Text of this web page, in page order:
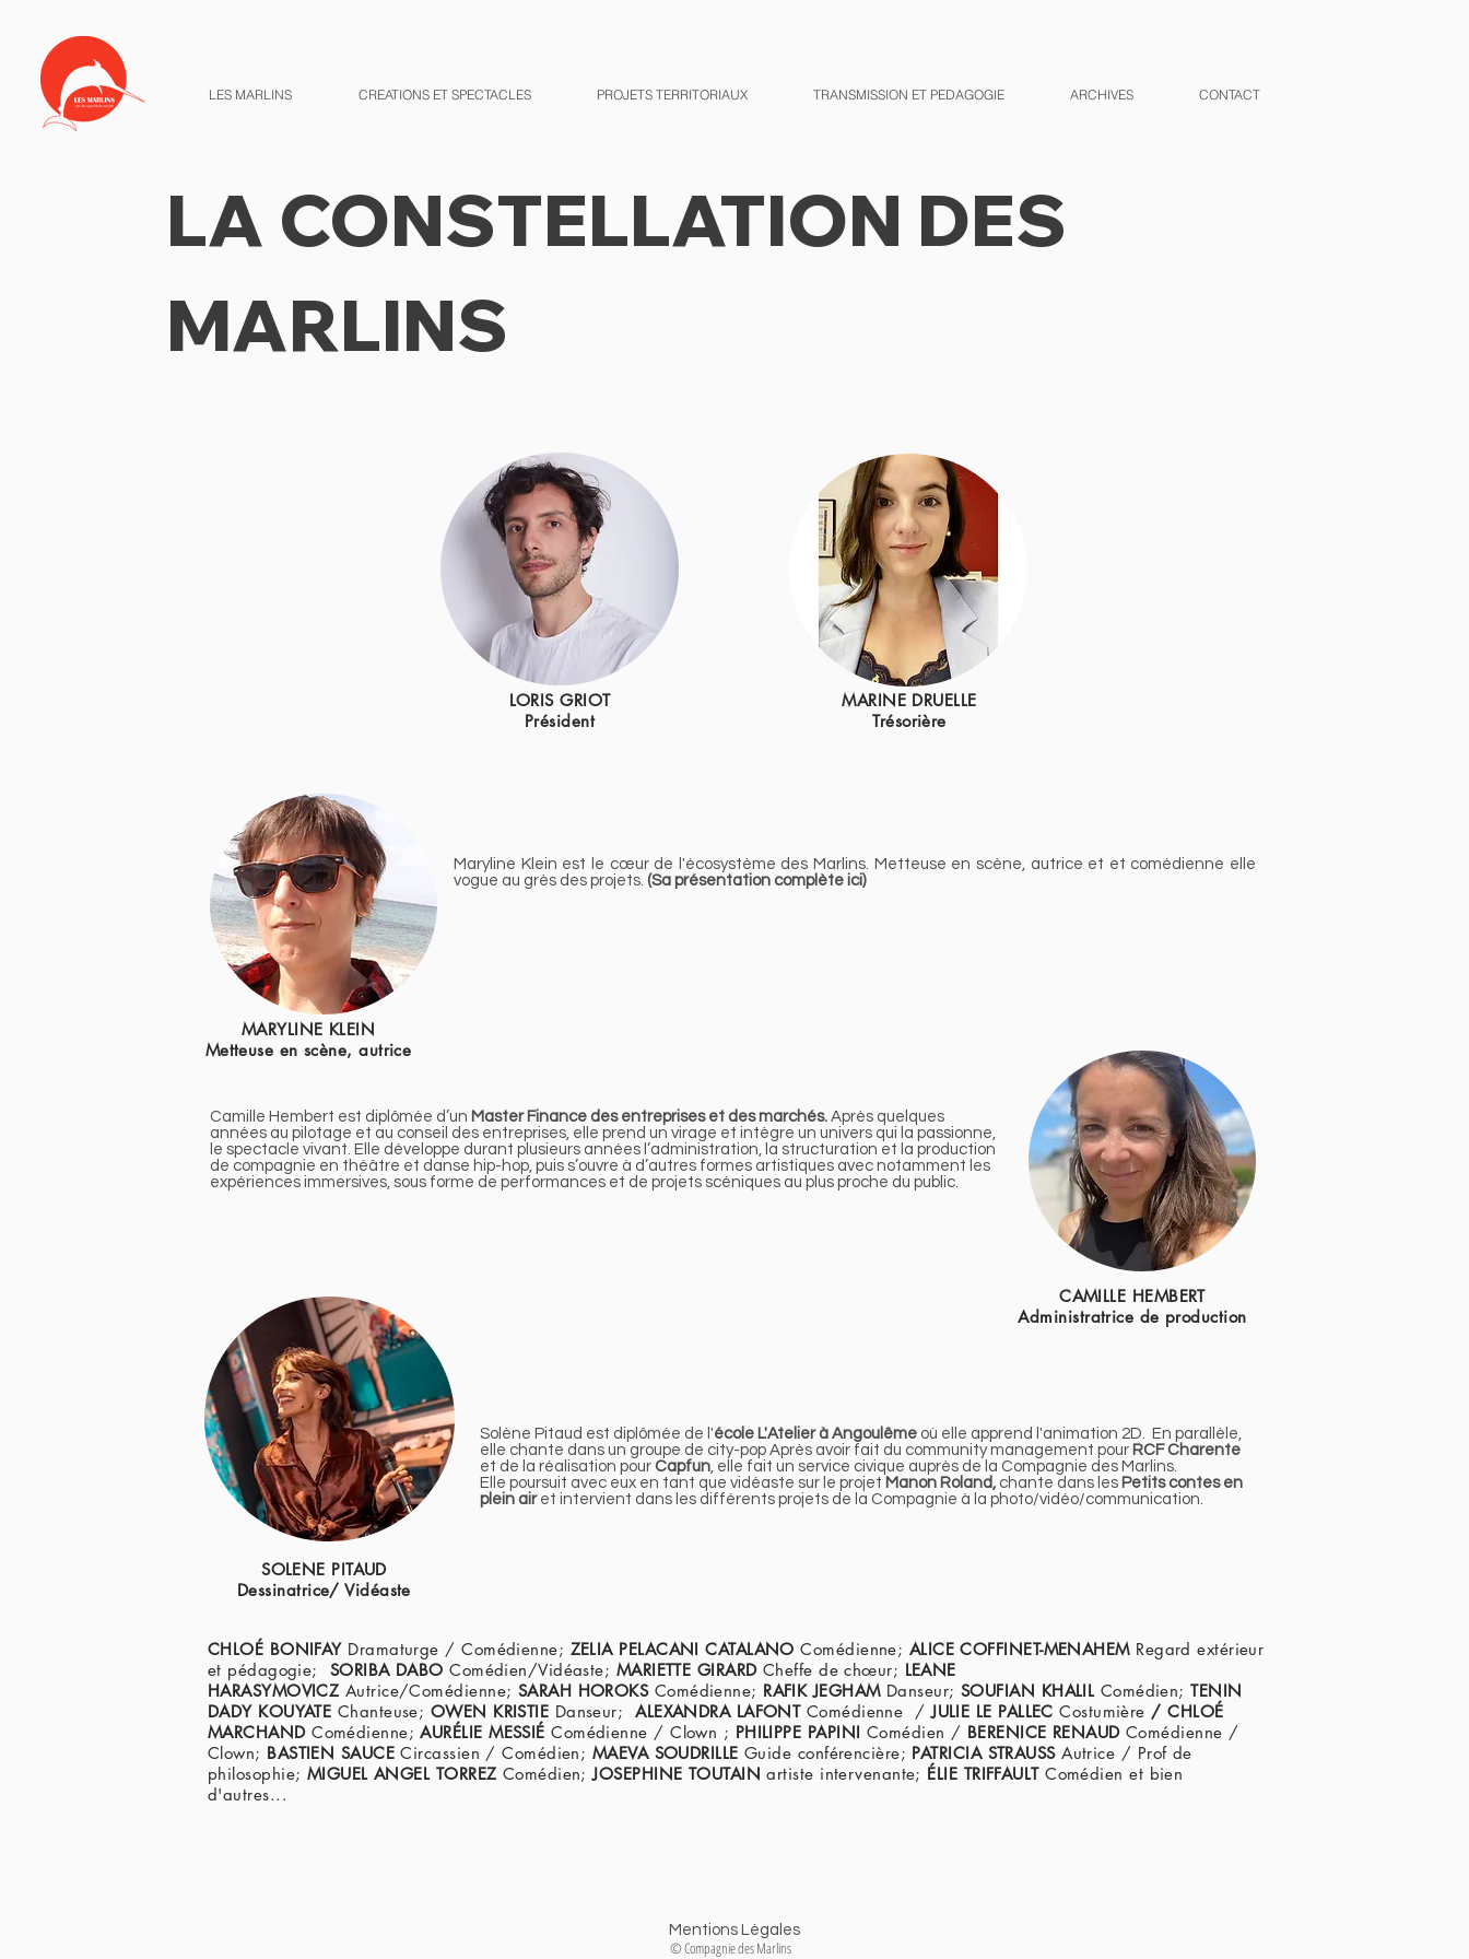
LES MARLINS CREATIONS ET SPECTACLES PROJETS TERRITORIAUX TRANSMISSION ET PEDAGOGIE ARCHIVES CONTACT
LA CONSTELLATION DES
MARLINS
LORIS GRIOT
Président
MARINE DRUELLE
Trésorière
Maryline Klein est le cœur de l'écosystème des Marlins. Metteuse en scène, autrice et et comédienne elle
vogue au grès des projets. (Sa présentation complète ici)
CAMILLE HEMBERT
Administratrice de production
MARYLINE KLEIN
Metteuse en scène, autrice
Camille Hembert est diplômée d’un Master Finance des entreprises et des marchés. Après quelques
années au pilotage et au conseil des entreprises, elle prend un virage et intègre un univers qui la passionne,
le spectacle vivant. Elle développe durant plusieurs années l’administration, la structuration et la production
de compagnie en théâtre et danse hip-hop, puis s’ouvre à d’autres formes artistiques avec notamment les
expériences immersives, sous forme de performances et de projets scéniques au plus proche du public.
Solène Pitaud est diplômée de l'école L'Atelier à Angoulême où elle apprend l'animation 2D. En parallèle,
elle chante dans un groupe de city-pop Après avoir fait du community management pour RCF Charente
et de la réalisation pour Capfun, elle fait un service civique auprès de la Compagnie des Marlins.
Elle poursuit avec eux en tant que vidéaste sur le projet Manon Roland, chante dans les Petits contes en
plein airet intervient dans les différents projets de la Compagnie à la photo/vidéo/communication.
SOLENE PITAUD
Dessinatrice/ Vidéaste
CHLOÉ BONIFAY Dramaturge / Comédienne; ZELIA PELACANI CATALANO Comédienne; ALICE COFFINET-MENAHEMRegard extérieur
et pédagogie; SORIBA DABOComédien/Vidéaste; MARIETTE GIRARD Cheffe de chœur; LEANE
HARASYMOVICZ Autrice/Comédienne; SARAH HOROKS Comédienne; RAFIK JEGHAM Danseur;SOUFIAN KHALIL Comédien;TENIN
DADY KOUYATE Chanteuse; OWEN KRISTIE Danseur;ALEXANDRA LAFONTComédienne / JULIE LE PALLECCostumière / CHLOÉ
MARCHANDComédienne;AURÉLIE MESSIÉComédienne / Clown ; PHILIPPE PAPINI Comédien / BERENICE RENAUDComédienne /
Clown; BASTIEN SAUCECircassien / Comédien; MAEVA SOUDRILLEGuide conférencière; PATRICIA STRAUSSAutrice / Prof de
philosophie; MIGUEL ANGEL TORREZ Comédien;JOSEPHINE TOUTAINartiste intervenante; ÉLIE TRIFFAULTComédien et bien
d'autres...
Mentions Légales
© Compagnie des Marlins